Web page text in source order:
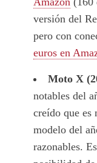
versión del
pero con
euros en
Moto X
notables del
creído que es
modelo del
razonables.